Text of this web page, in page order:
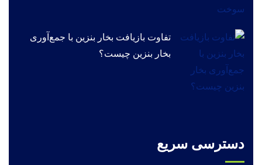
تفاوت بازیافت بخار بنزین با جمع‌آوری
بخار بنزین چیست؟
دسترسی سریع